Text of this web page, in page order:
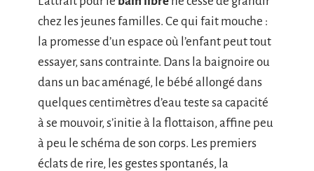
chez les jeunes familles. Ce qui fait mouche :
la promesse d’un espace où l’enfant peut tout
essayer, sans contrainte. Dans la baignoire ou
dans un bac aménagé, le bébé allongé dans
quelques centimètres d’eau teste sa capacité
à se mouvoir, s’initie à la flottaison, affine peu
à peu le schéma de son corps. Les premiers
éclats de rire, les gestes spontanés, la